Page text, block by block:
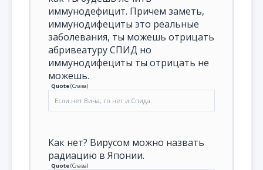
иммунодефицит. Причем заметь,
иммунодифециты это реальные
заболевания, ты можешь отрицать
абривеатуру СПИД но
иммунодифециты ты отрицать не
можешь.
Quote(Слава)
Если нет Вича, то нет и Спида.
Как нет? Вирусом можно назвать
радиацию в Японии.
Quote(Слава)